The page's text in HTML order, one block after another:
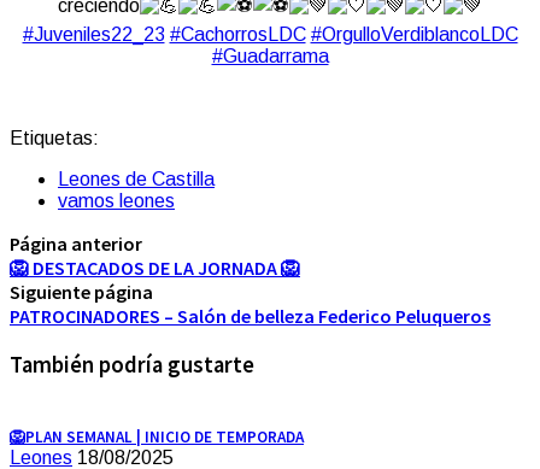
creciendo
#Juveniles22_23 #CachorrosLDC #OrgulloVerdiblancoLDC
#Guadarrama
Etiquetas:
Leones de Castilla
vamos leones
Página anterior
🦁 DESTACADOS DE LA JORNADA 🦁
Siguiente página
PATROCINADORES – Salón de belleza Federico Peluqueros
También podría gustarte
🦁PLAN SEMANAL | INICIO DE TEMPORADA
Leones 18/08/2025